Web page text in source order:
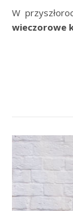
W
wieczorowe